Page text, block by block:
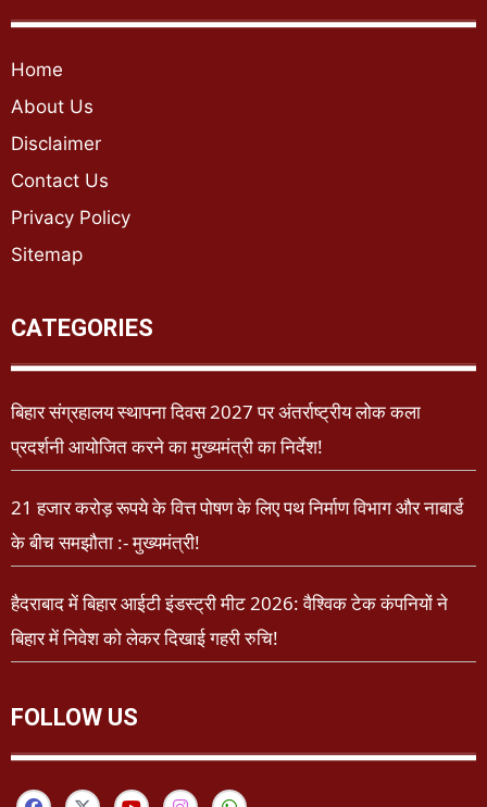
Home
About Us
Disclaimer
Contact Us
Privacy Policy
Sitemap
CATEGORIES
बिहार संग्रहालय स्थापना दिवस 2027 पर अंतर्राष्ट्रीय लोक कला
प्रदर्शनी आयोजित करने का मुख्यमंत्री का निर्देश!
21 हजार करोड़ रूपये के वित्त पोषण के लिए पथ निर्माण विभाग और नाबार्ड
के बीच समझौता :- मुख्यमंत्री!
हैदराबाद में बिहार आईटी इंडस्ट्री मीट 2026: वैश्विक टेक कंपनियों ने
बिहार में निवेश को लेकर दिखाई गहरी रुचि!
FOLLOW US